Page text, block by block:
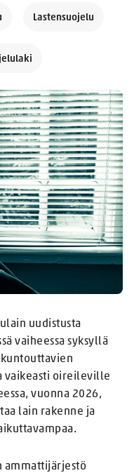
Lastensuojelu
uudistusta
vaiheessa syksyllä
vaikeasti oireileville
vuonna 2026,
lain rakenne ja
ammattijärjestö